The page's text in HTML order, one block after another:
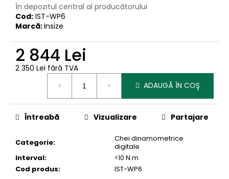
În depozitul central al producătorului
Cod: IST-WP6
Marcă:Insize
2 844 Lei
2 350 Lei fără TVA
ADAUGĂ ÎN COŞ
Categorie:
Chei dinamometrice
digitale
Interval:
<10 N.m
Cod produs: IST-WP6
Întreabă Vizualizare Partajare